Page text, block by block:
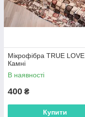
Мікрофібра TRUE LOVE
Камні
В наявності
400 ₴
Купити